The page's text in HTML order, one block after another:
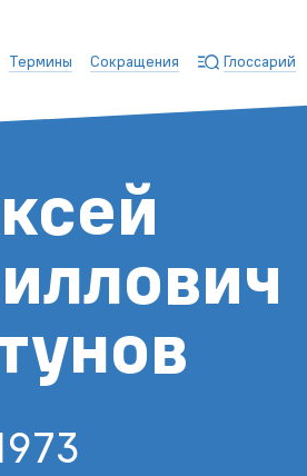
Термины Сокращения Глоссарий